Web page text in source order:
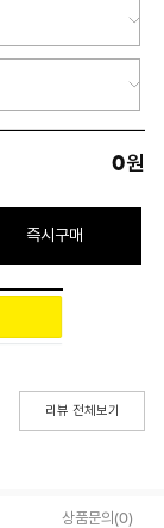
0원
즉시구매
리뷰 전체보기
상품문의 (0)